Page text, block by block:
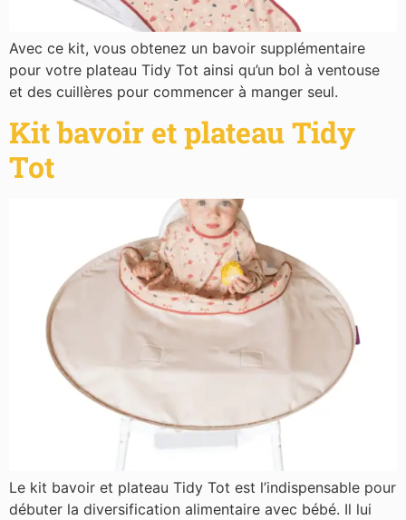
Avec ce kit, vous obtenez un bavoir supplémentaire
pour votre plateau Tidy Tot ainsi qu’un bol à ventouse
et des cuillères pour commencer à manger seul.
Kit bavoir et plateau Tidy
Tot
Le kit bavoir et plateau Tidy Tot est l’indispensable pour
débuter la diversification alimentaire avec bébé. Il lui